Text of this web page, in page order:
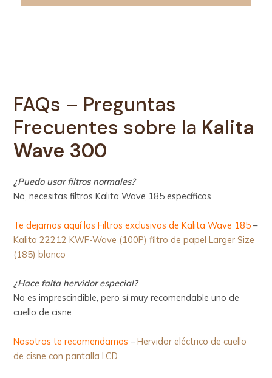
FAQs – Preguntas
Frecuentes sobre la Kalita
Wave 300
¿Puedo usar filtros normales?
No, necesitas filtros Kalita Wave 185 específicos
Te dejamos aquí los Filtros exclusivos de Kalita Wave 185–
Kalita 22212 KWF-Wave (100P) filtro de papel Larger Size
(185) blanco
¿Hace falta hervidor especial?
No es imprescindible, pero sí muy recomendable uno de
cuello de cisne
Nosotros te recomendamos –Hervidor eléctrico de cuello
de cisne con pantalla LCD